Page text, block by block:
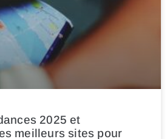
2025 et
meilleurs sites pour